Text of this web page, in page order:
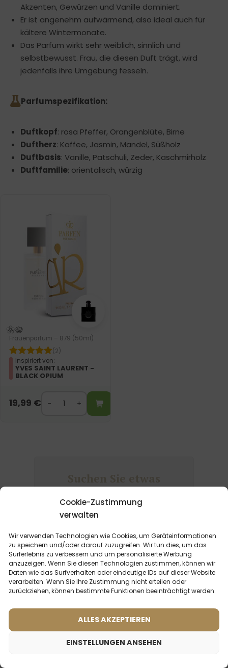
Cookie-Zustimmung
verwalten
Wir verwenden Technologien wie Cookies, um Geräteinformationen
zu speichern und/oder darauf zuzugreifen. Wir tun dies, um das
Surferlebnis zu verbessern und um personalisierte Werbung
anzuzeigen. Wenn Sie diesen Technologien zustimmen, können wir
Daten wie das Surfverhalten oder eindeutige IDs auf dieser Website
verarbeiten. Wenn Sie Ihre Zustimmung nicht erteilen oder
zurückziehen, können bestimmte Funktionen beeinträchtigt werden.
ALLES AKZEPTIEREN
EINSTELLUNGEN ANSEHEN
Akzenten, Gewürzen und Vanille dominiert.
Er ist angenehm aufwärmend, also ideal auch für
kältere Wintermonate.
Das Parfum wirkt sehr weiblich, sinnlich und
selbstbewusst. Frau, die diesen Duft trägt, wird
jedenfalls ihre Umgebung fesseln.
Parfumspezifikation:
Duftkopf: rosa Pfeffer, Orangenblüte, Birne
Duftherz: Kaffee, Jasmin, Mandel, Süßholz
Duftbasis: Vanille, Patschuli, Zeder, Kaschmirholz
Duftfamilie: orientalisch, würzig
Frauenparfum – 879 (50ml)
(2)
Inspiriert von:
YVES SAINT LAURENT -
BLACK OPIUM
19,99 €
Sehen Sie sich unser gesamtes
Dutzende von wunderschönen
Parfums mit langer Duftdauer und
tollem Preis.
Zu allen Frauenparfums gehen